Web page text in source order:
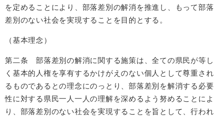
を定めることにより、部落差別の解消を推進し、もって部落
差別のない社会を実現することを目的とする。
（基本理念）
第二条 部落差別の解消に関する施策は、全ての県民が等し
く基本的人権を享有するかけがえのない個人として尊重され
るものであるとの理念にのっとり、部落差別を解消する必要
性に対する県民一人一人の理解を深めるよう努めることによ
り、部落差別のない社会を実現することを旨として、行われ